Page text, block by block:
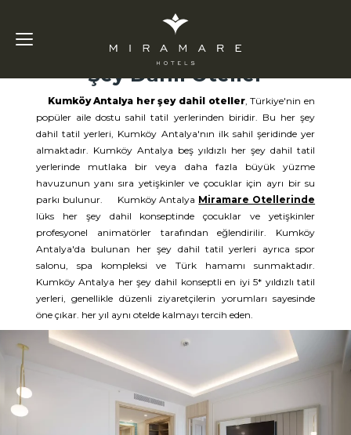
Kumköy Antalya Her
Şey Dahil Oteller
Kumköy Antalya her şey dahil oteller, Türkiye'nin en
popüler aile dostu sahil tatil yerlerinden biridir. Bu her şey
dahil tatil yerleri, Kumköy Antalya'nın ilk sahil şeridinde yer
almaktadır. Kumköy Antalya beş yıldızlı her şey dahil tatil
yerlerinde mutlaka bir veya daha fazla büyük yüzme
havuzunun yanı sıra yetişkinler ve çocuklar için ayrı bir su
parkı bulunur. Kumköy Antalya Miramare Otellerinde
lüks her şey dahil konseptinde çocuklar ve yetişkinler
profesyonel animatörler tarafından eğlendirilir. Kumköy
Antalya'da bulunan her şey dahil tatil yerleri ayrıca spor
salonu, spa kompleksi ve Türk hamamı sunmaktadır.
Kumköy Antalya her şey dahil konseptli en iyi 5* yıldızlı tatil
yerleri, genellikle düzenli ziyaretçilerin yorumları sayesinde
öne çıkar. her yıl aynı otelde kalmayı tercih eden.